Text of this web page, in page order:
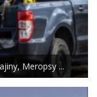
Meropsy ...